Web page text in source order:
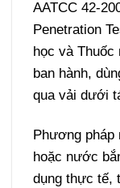
AATCC 42-
Penetration
học và Thuốc
ban hành,
qua vải dưới
Phương pháp
hoặc nước
dụng thực tế,